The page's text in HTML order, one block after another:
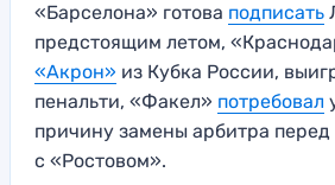
«Барселона» готова подписать
предстоящим летом,
«Акрон» из Кубка России,
пенальти, «Факел» потребовал
причину замены арбитра перед
с «Ростовом».